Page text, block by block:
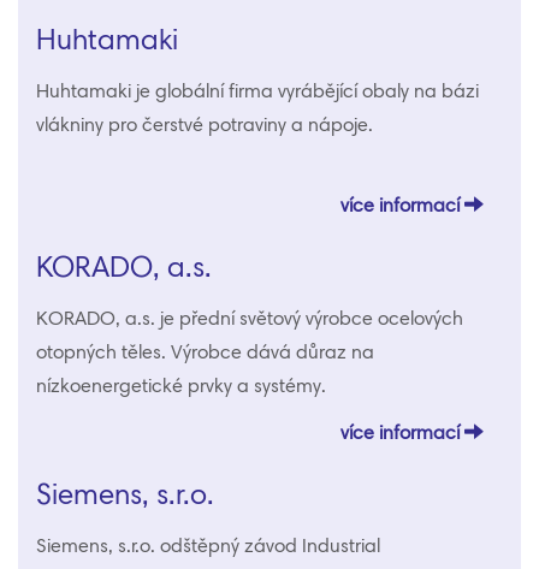
Huhtamaki
Huhtamaki je globální firma vyrábějící obaly na bázi
vlákniny pro čerstvé potraviny a nápoje.
více informací
KORADO, a.s.
KORADO, a.s. je přední světový výrobce ocelových
otopných těles. Výrobce dává důraz na
nízkoenergetické prvky a systémy.
více informací
Siemens, s.r.o.
Siemens, s.r.o. odštěpný závod Industrial